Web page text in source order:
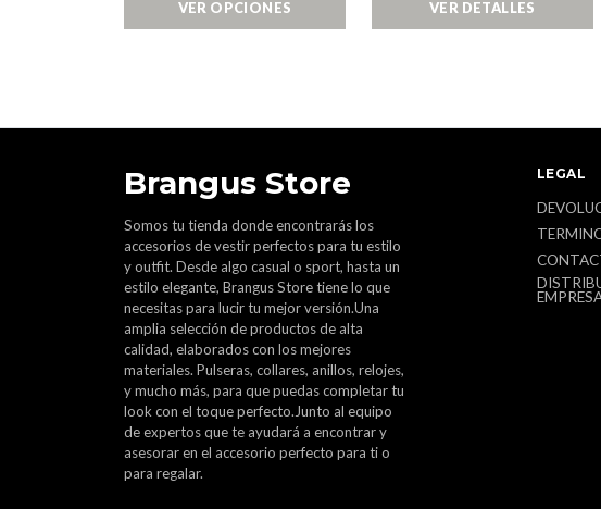
VER OPCIONES VER DETALLES
Brangus Store
Somos tu tienda donde encontrarás los
accesorios de vestir perfectos para tu estilo
y outfit. Desde algo casual o sport, hasta un
estilo elegante, Brangus Store tiene lo que
necesitas para lucir tu mejor versión.Una
amplia selección de productos de alta
calidad, elaborados con los mejores
materiales. Pulseras, collares, anillos, relojes,
y mucho más, para que puedas completar tu
look con el toque perfecto.Junto al equipo
de expertos que te ayudará a encontrar y
asesorar en el accesorio perfecto para ti o
para regalar.
LEGAL